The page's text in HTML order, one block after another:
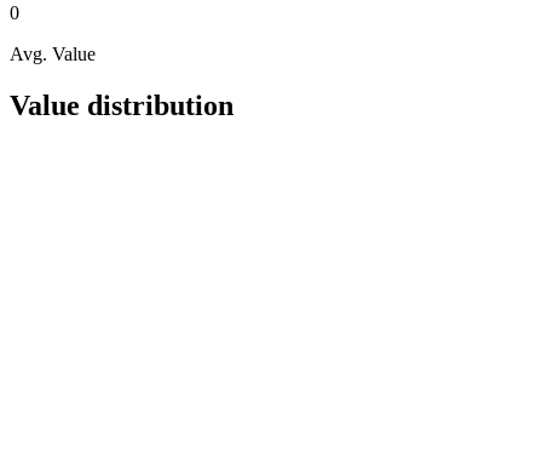
0
Avg. Value
Value distribution